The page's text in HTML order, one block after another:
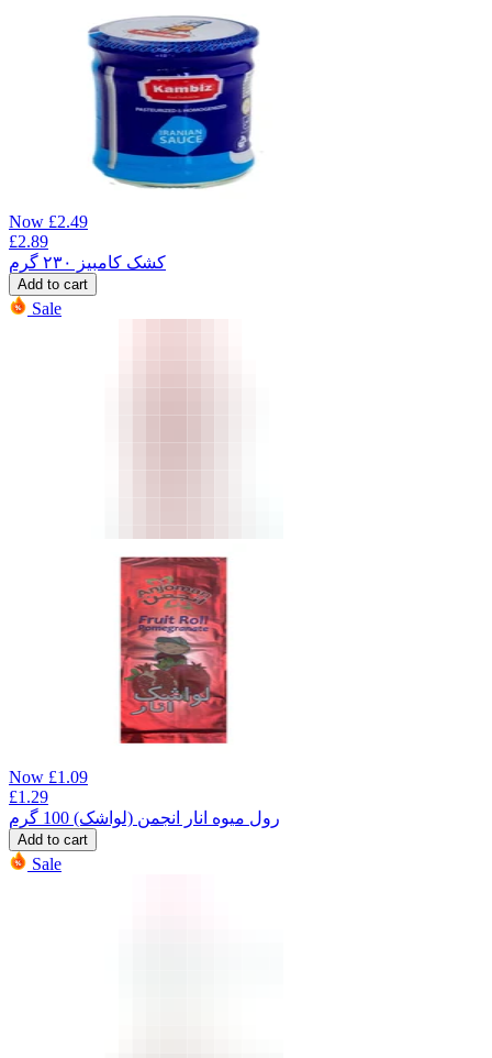
Now £2.49
£2.89
کشک کامبیز ۲۳۰ گرم
Add to cart
Sale
Now £1.09
£1.29
رول میوه انار انجمن (لواشک) 100 گرم
Add to cart
Sale